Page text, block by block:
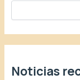
Noticias